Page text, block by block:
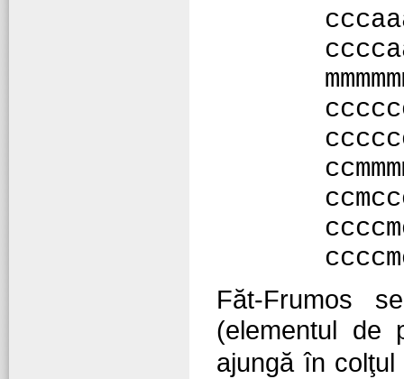
Făt-Frumos
(elementul
ajungă în